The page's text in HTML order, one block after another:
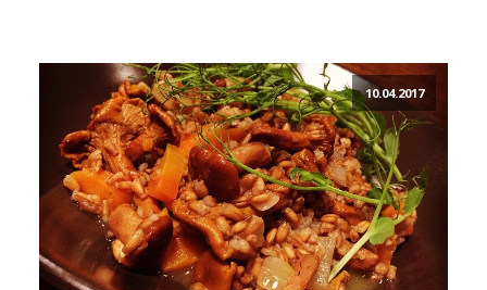
10.04.2017